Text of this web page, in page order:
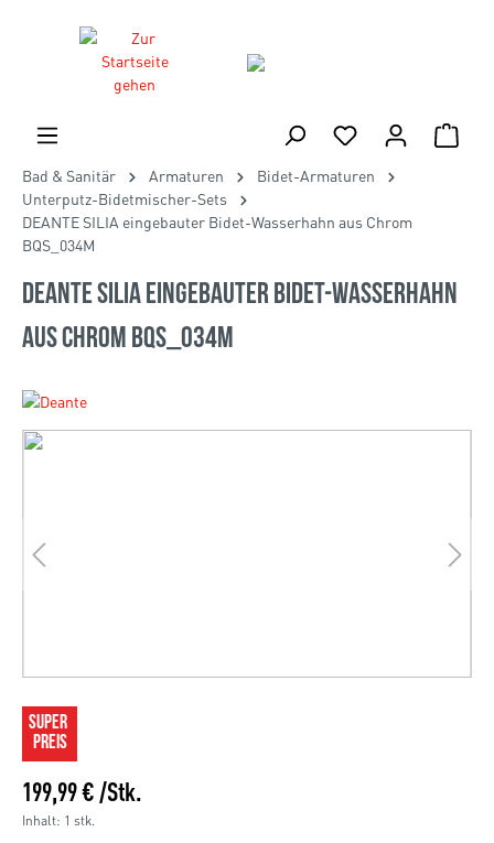
Bad & Sanitär Armaturen
Bidet-Armaturen
Unterputz-Bidetmischer-Sets
DEANTE SILIA eingebauter Bidet-Wasserhahn aus Chrom
BQS_034M
DEANTE SILIA eingebauter Bidet-Wasserhahn
aus Chrom BQS_034M
SUPER
PREIS
199,99 € /Stk.
Inhalt: 1 stk.